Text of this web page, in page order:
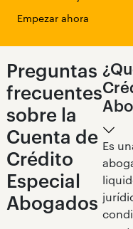
la firma del
4. Ingreso
En breve,
cuenta Arquia.
Empezar ahora
Preguntas
frecuentes
sobre la
Cuenta de
Crédito
Especial
Abogados
Es